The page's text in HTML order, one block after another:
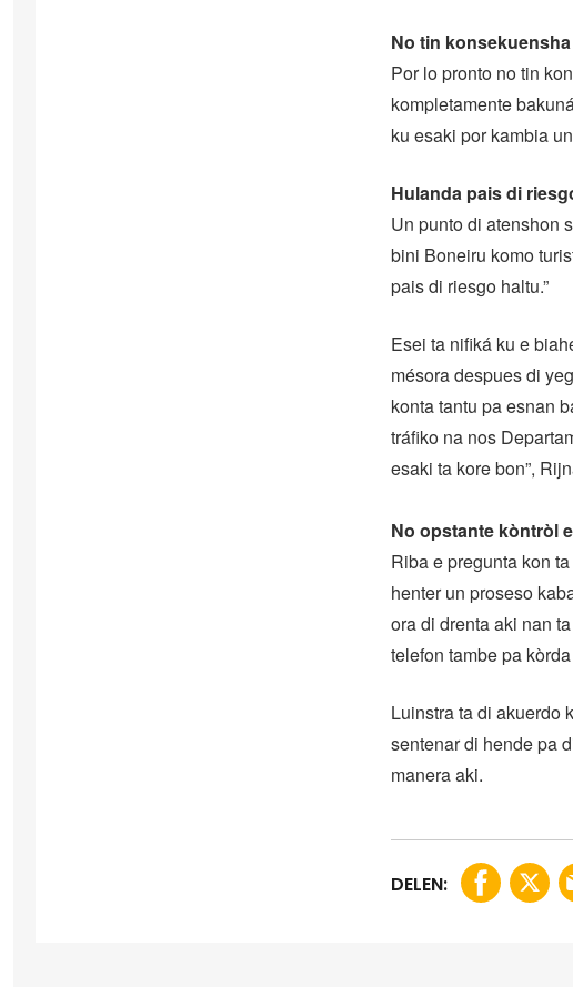
No tin
Por lo pronto no tin
kompletamente
ku esaki por kambia
Hulanda pais di
Un punto di atenshon
bini Boneiru komo
pais di riesgo haltu.”
Esei ta nifiká ku e
mésora despues di
konta tantu pa esnan
tráfiko na nos
esaki ta kore bon”,
No opstante kòntròl
Riba e pregunta kon
henter un proseso
ora di drenta aki nan
telefon tambe pa
Luinstra ta di akuerdo
sentenar di hende pa
manera aki.
DELEN: